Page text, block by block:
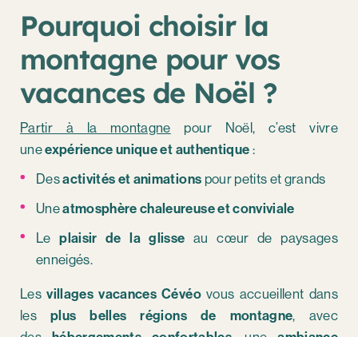
Pourquoi choisir la
montagne pour vos
vacances de Noël ?
Partir à la montagne pour Noël, c’est vivre
uneexpérience unique et authentique :
Desactivités et animations pour petits et grands
Uneatmosphère chaleureuse et conviviale
Leplaisir de la glisse au cœur de paysages
enneigés.
Lesvillages vacances Cévéovous accueillent dans
lesplus belles régions de montagne, avec